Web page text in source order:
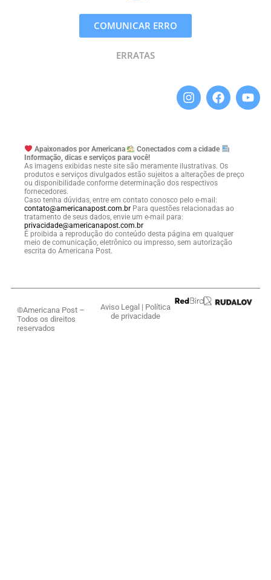
COMUNICAR ERRO
ERRATAS
Apaixonados por Americana
Conectados com a cidade
Informação, dicas e serviços para você!
As imagens exibidas neste site são meramente ilustrativas. Os
produtos e serviços divulgados estão sujeitos a alterações de preço
ou disponibilidade conforme determinação dos respectivos
fornecedores.
Caso tenha dúvidas, entre em contato conosco pelo e-mail:
contato@americanapost.com.br Para questões relacionadas ao
tratamento de seus dados, envie um e-mail para:
privacidade@americanapost.com.br
É proibida a reprodução do conteúdo desta página em qualquer
meio de comunicação, eletrônico ou impresso, sem autorização
escrita do Americana Post.
©Americana Post –
Todos os direitos
reservados
Aviso Legal | Política
de privacidade